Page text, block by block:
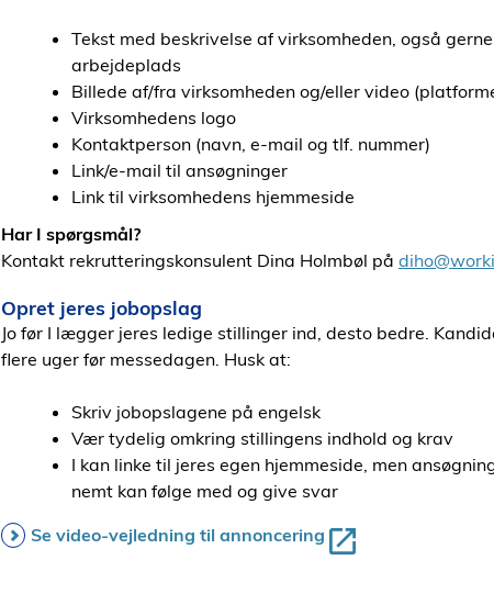
Tekst med beskrivelse af virksomheden, også
arbejdeplads
Billede af/fra virksomheden og/eller video
Virksomhedens logo
Kontaktperson (navn, e-mail og tlf. nummer)
Link/e-mail til ansøgninger
Link til virksomhedens hjemmeside
Har I spørgsmål?
Kontakt rekrutteringskonsulent Dina Holmbøl på
Opret jeres jobopslag
Jo før I lægger jeres ledige stillinger ind, desto bedre.
flere uger før messedagen. Husk at:
Skriv jobopslagene på engelsk
Vær tydelig omkring stillingens indhold og krav
I kan linke til jeres egen hjemmeside, men
nemt kan følge med og give svar
Se video-vejledning til annoncering